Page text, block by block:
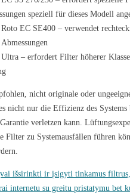
speziell für dieses Modell
EC SE400 – verwendet
– erfordert Filter höherer
nicht originale oder
nicht nur die Effizienz des Systems
verletzen kann.
Filter zu Systemausfällen führen
išsirinkti ir įsigyti tinkamus
internetu su greitu pristatymu bet